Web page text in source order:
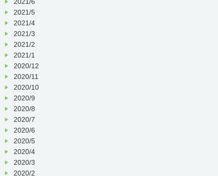
2021/5
2021/4
2021/3
2021/2
2021/1
2020/12
2020/11
2020/10
2020/9
2020/8
2020/7
2020/6
2020/5
2020/4
2020/3
2020/2